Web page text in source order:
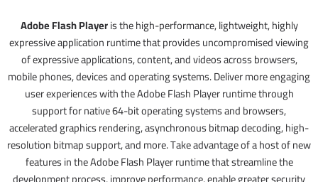
Adobe Flash Playeris the high-performance, lightweight, highly
expressive application runtime that provides uncompromised viewing
of expressive applications, content, and videos across browsers,
mobile phones, devices and operating systems. Deliver more engaging
user experiences with the Adobe Flash Player runtime through
support for native 64-bit operating systems and browsers,
accelerated graphics rendering, asynchronous bitmap decoding, high-
resolution bitmap support, and more. Take advantage of a host of new
features in the Adobe Flash Player runtime that streamline the